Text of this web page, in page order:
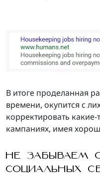
В итоге проделанная
времени, окупится с
корректировать
кампаниях, имея
НЕ ЗАБЫВАЕМ
СОЦИАЛЬНЫХ